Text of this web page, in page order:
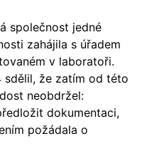
společnost jedné
zahájila s úřadem
v laboratoři.
sdělil, že zatím od této
neobdržel:
dokumentaci,
požádala o